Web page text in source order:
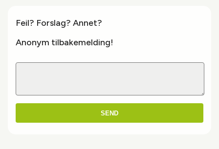
Feil? Forslag? Annet?
Anonym tilbakemelding!
SEND